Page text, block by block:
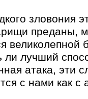
зловония
преданы,
великолепной
лучший
атака, эти
с нами как с